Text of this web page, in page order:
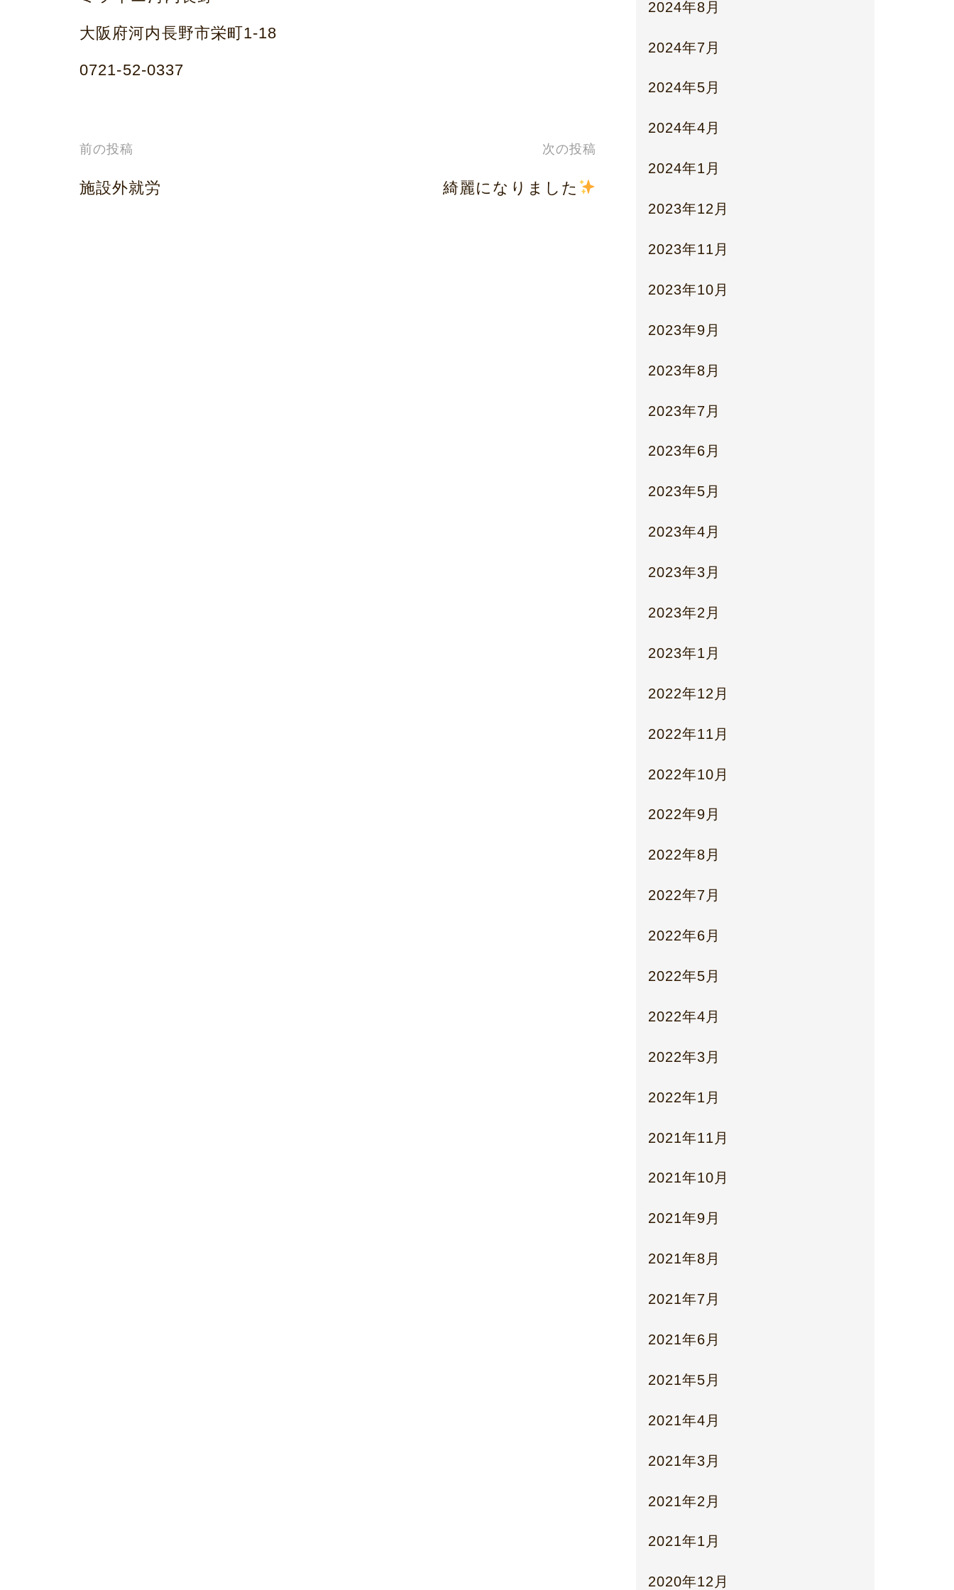
大阪府河内長野市栄町1-18
0721-52-0337
投
稿
前の投稿
施設外就労
次の投稿
綺麗になりました
2024年8月
2024年7月
2024年5月
2024年4月
2024年1月
2023年12月
2023年11月
2023年10月
2023年9月
2023年8月
2023年7月
2023年6月
2023年5月
2023年4月
2023年3月
2023年2月
2023年1月
2022年12月
2022年11月
2022年10月
2022年9月
2022年8月
2022年7月
2022年6月
2022年5月
2022年4月
2022年3月
2022年1月
2021年11月
2021年10月
2021年9月
2021年8月
2021年7月
2021年6月
2021年5月
2021年4月
2021年3月
2021年2月
2021年1月
2020年12月